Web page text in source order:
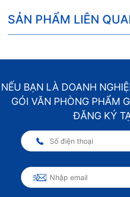
SẢN PHẨM LIÊN
NẾU BẠN LÀ DOANH
GÓI VĂN PHÒNG PHẨM
ĐĂNG KÝ